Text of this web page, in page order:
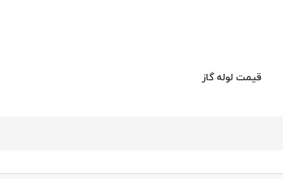
قیمت لوله گاز